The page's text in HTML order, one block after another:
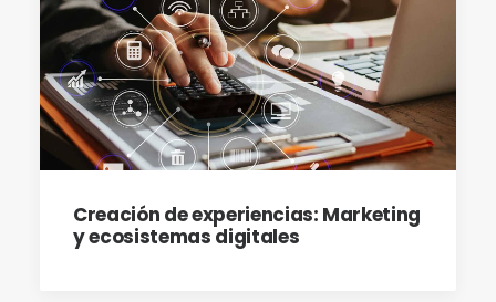
Creación de experiencias: Marketing
y ecosistemas digitales